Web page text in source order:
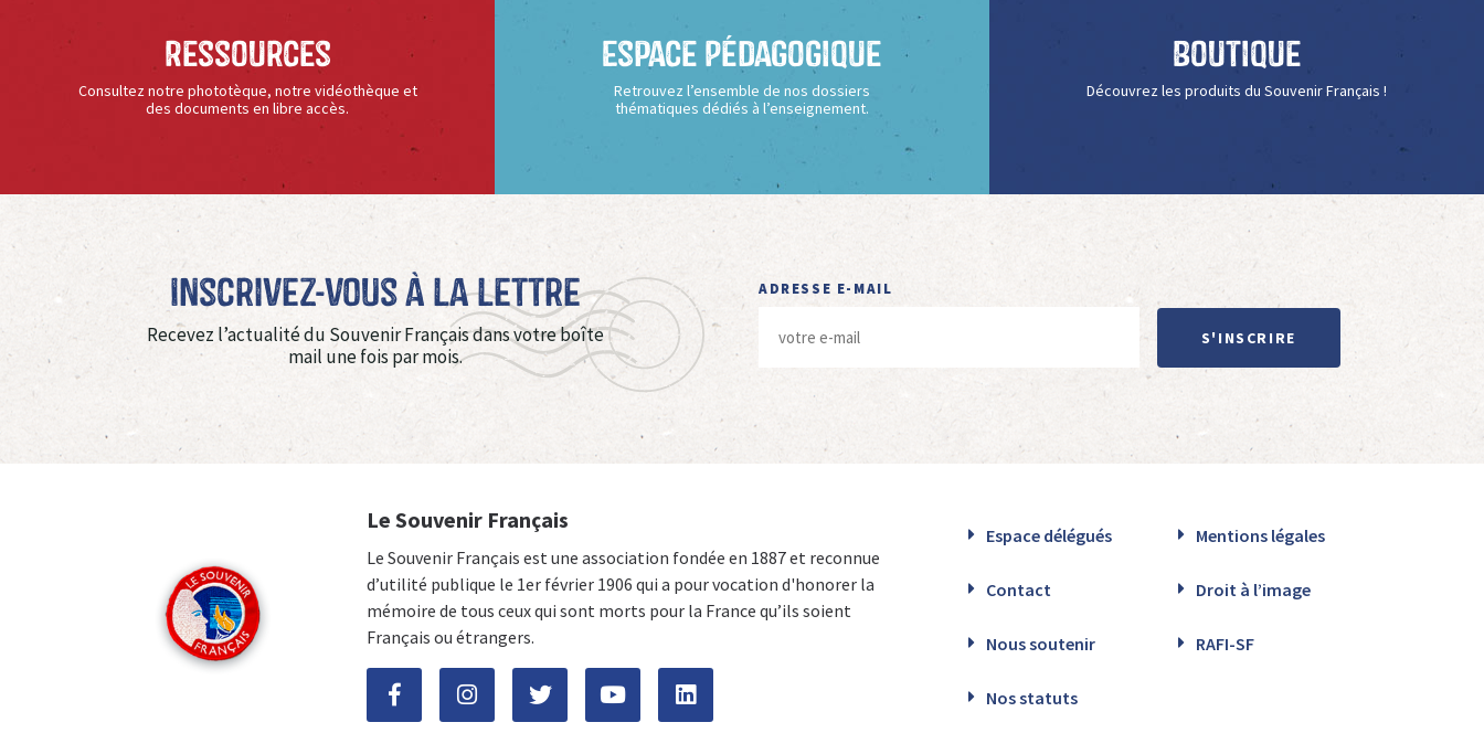
Ressources
Consultez notre phototèque, notre vidéothèque et
des documents en libre accès.
Espace Pédagogique
Retrouvez l’ensemble de nos dossiers
thématiques dédiés à l’enseignement.
Boutique
Découvrez les produits du Souvenir Français !
Inscrivez-vous à La Lettre
Recevez l’actualité du Souvenir Français dans votre boîte
mail une fois par mois.
ADRESSE E-MAIL
S'INSCRIRE
Le Souvenir Français
Le Souvenir Français est une association fondée en 1887 et reconnue
d’utilité publique le 1er février 1906 qui a pour vocation d'honorer la
mémoire de tous ceux qui sont morts pour la France qu’ils soient
Français ou étrangers.
Espace délégués Mentions légales
Contact Droit à l’image
Nous soutenir RAFI-SF
Nos statuts